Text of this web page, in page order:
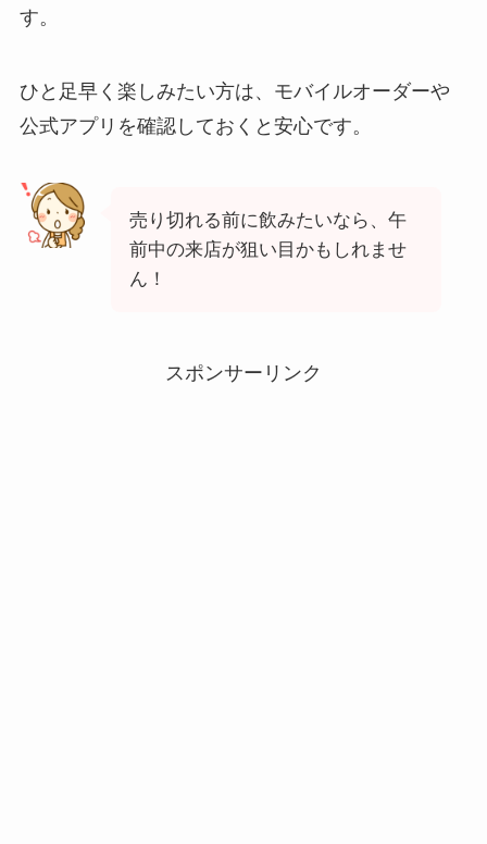
す。
ひと足早く楽しみたい方は、モバイルオーダーや
公式アプリを確認しておくと安心です。
売り切れる前に飲みたいなら、午
前中の来店が狙い目かもしれませ
ん！
スポンサーリンク